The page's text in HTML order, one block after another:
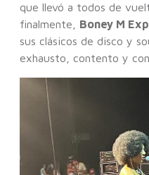
que llevó a todos de
finalmente, Boney M
sus clásicos de disco y
exhausto, contento y